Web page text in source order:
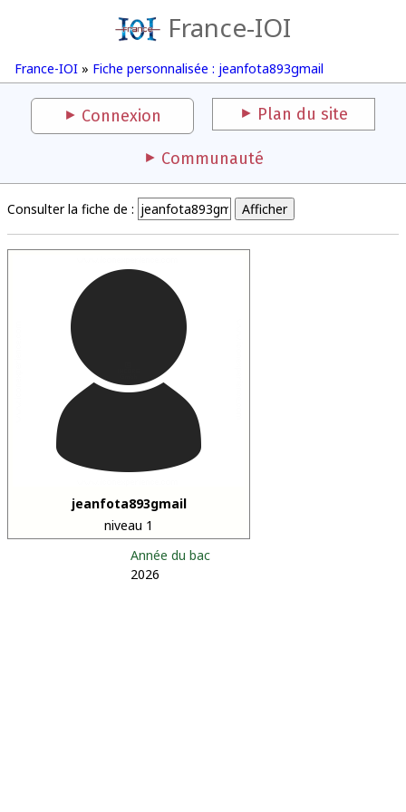
France-IOI
France-IOI » Fiche personnalisée : jeanfota893gmail
Connexion Plan du site
Communauté
Consulter la fiche de :
jeanfota893gmail
niveau 1
Année du bac
2026